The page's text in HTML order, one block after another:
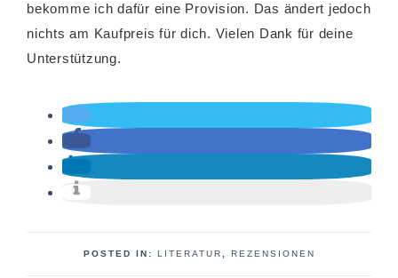
bekomme ich dafür eine Provision. Das ändert jedoch
nichts am Kaufpreis für dich. Vielen Dank für deine
Unterstützung.
POSTED IN: LITERATUR REZENSIONEN